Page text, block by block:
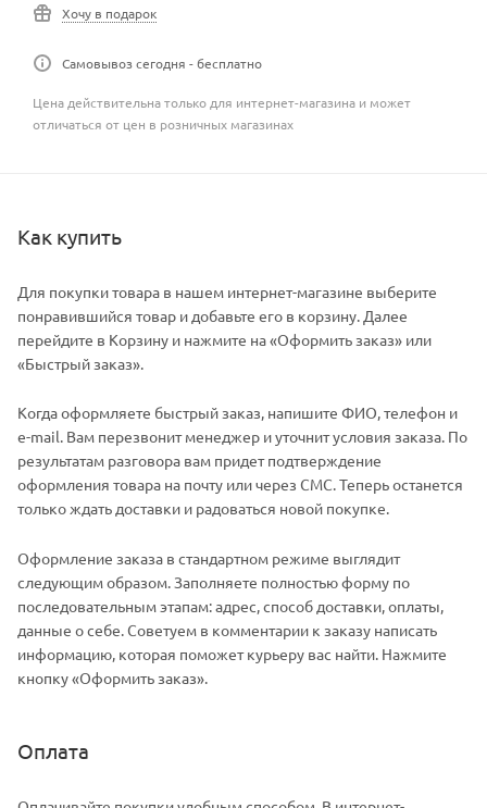
Хочу в подарок
Самовывоз сегодня - бесплатно
Цена действительна только для интернет-магазина и может
отличаться от цен в розничных магазинах
Как купить
Для покупки товара в нашем интернет-магазине выберите
понравившийся товар и добавьте его в корзину. Далее
перейдите в Корзину и нажмите на «Оформить заказ» или
«Быстрый заказ».
Когда оформляете быстрый заказ, напишите ФИО, телефон и
e-mail. Вам перезвонит менеджер и уточнит условия заказа. По
результатам разговора вам придет подтверждение
оформления товара на почту или через СМС. Теперь останется
только ждать доставки и радоваться новой покупке.
Оформление заказа в стандартном режиме выглядит
следующим образом. Заполняете полностью форму по
последовательным этапам: адрес, способ доставки, оплаты,
данные о себе. Советуем в комментарии к заказу написать
информацию, которая поможет курьеру вас найти. Нажмите
кнопку «Оформить заказ».
Оплата